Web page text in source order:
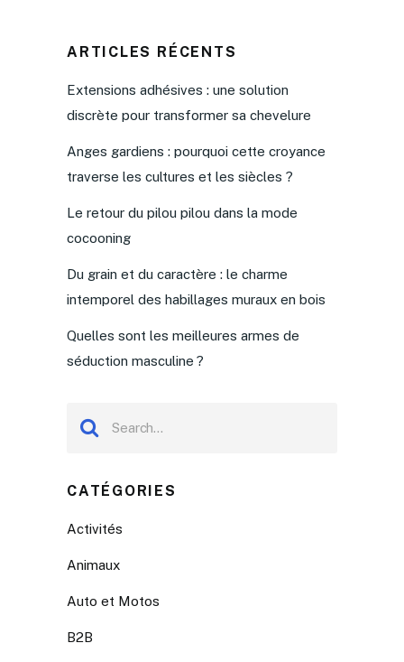
ARTICLES RÉCENTS
Extensions adhésives : une solution
discrète pour transformer sa chevelure
Anges gardiens : pourquoi cette croyance
traverse les cultures et les siècles ?
Le retour du pilou pilou dans la mode
cocooning
Du grain et du caractère : le charme
intemporel des habillages muraux en bois
Quelles sont les meilleures armes de
séduction masculine ?
CATÉGORIES
Activités
Animaux
Auto et Motos
B2B